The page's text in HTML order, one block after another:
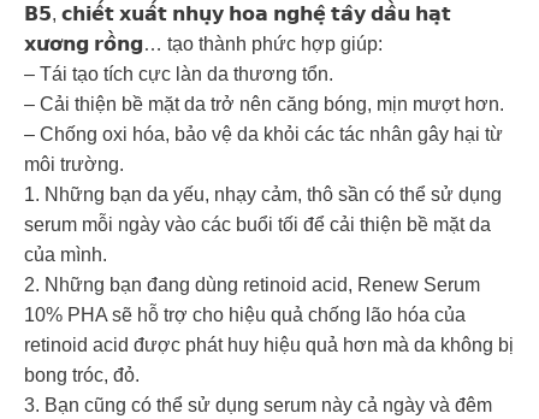
𝗕𝟱, 𝗰𝗵𝗶𝗲̂́𝘁 𝘅𝘂𝗮̂́𝘁 𝗻𝗵𝘂̣𝘆 𝗵𝗼𝗮 𝗻𝗴𝗵𝗲̣̂ 𝘁𝗮̂𝘆 𝗱𝗮̂̀𝘂 𝗵𝗮̣𝘁
𝘅𝘂̛𝗼̛𝗻𝗴 𝗿𝗼̂̀𝗻𝗴… tạo thành phức hợp giúp:
– Tái tạo tích cực làn da thương tổn.
– Cải thiện bề mặt da trở nên căng bóng, mịn mượt hơn.
– Chống oxi hóa, bảo vệ da khỏi các tác nhân gây hại từ
môi trường.
1. Những bạn da yếu, nhạy cảm, thô sần có thể sử dụng
serum mỗi ngày vào các buổi tối để cải thiện bề mặt da
của mình.
2. Những bạn đang dùng retinoid acid, Renew Serum
10% PHA sẽ hỗ trợ cho hiệu quả chống lão hóa của
retinoid acid được phát huy hiệu quả hơn mà da không bị
bong tróc, đỏ.
3. Bạn cũng có thể sử dụng serum này cả ngày và đêm